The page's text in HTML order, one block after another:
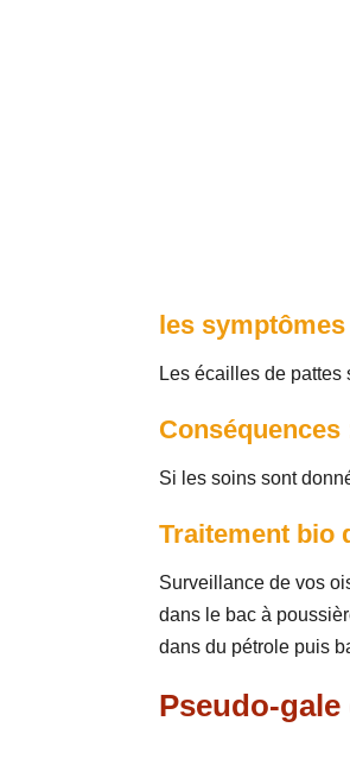
les symptômes
Les écailles de pattes
Conséquences
Si les soins sont
Traitement bio
Surveillance de vos
dans le bac à
dans du pétrole puis
Pseudo-